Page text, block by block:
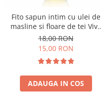
Fito sapun intim cu ulei de
masline si floare de tei Viva
Oliva 400 ml
18,00 RON
15,00 RON
ADAUGA IN COS